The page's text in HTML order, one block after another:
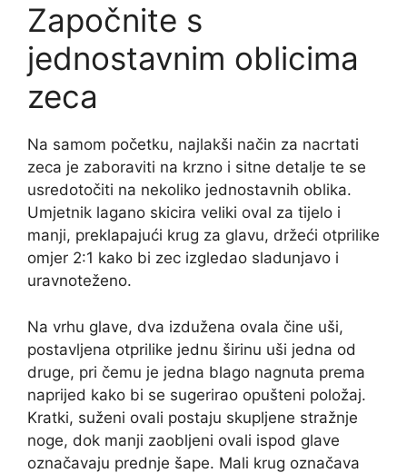
Započnite s
jednostavnim oblicima
zeca
Na samom početku, najlakši način za nacrtati
zeca je zaboraviti na krzno i sitne detalje te se
usredotočiti na nekoliko jednostavnih oblika.
Umjetnik lagano skicira veliki oval za tijelo i
manji, preklapajući krug za glavu, držeći otprilike
omjer 2:1 kako bi zec izgledao sladunjavo i
uravnoteženo.
Na vrhu glave, dva izdužena ovala čine uši,
postavljena otprilike jednu širinu uši jedna od
druge, pri čemu je jedna blago nagnuta prema
naprijed kako bi se sugerirao opušteni položaj.
Kratki, suženi ovali postaju skupljene stražnje
noge, dok manji zaobljeni ovali ispod glave
označavaju prednje šape. Mali krug označava